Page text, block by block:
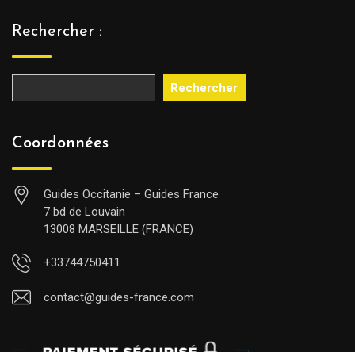
Rechercher :
Rechercher
Coordonnées
Guides Occitanie – Guides France
7 bd de Louvain
13008 MARSEILLE (FRANCE)
+33744750411
contact@guides-france.com